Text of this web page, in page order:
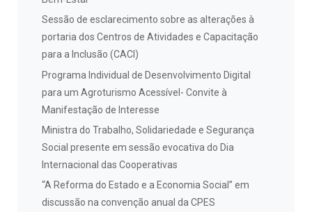
Sessão de esclarecimento sobre as alterações à
portaria dos Centros de Atividades e Capacitação
para a Inclusão (CACI)
Programa Individual de Desenvolvimento Digital
para um Agroturismo Acessível- Convite à
Manifestação de Interesse
Ministra do Trabalho, Solidariedade e Segurança
Social presente em sessão evocativa do Dia
Internacional das Cooperativas
“A Reforma do Estado e a Economia Social” em
discussão na convenção anual da CPES